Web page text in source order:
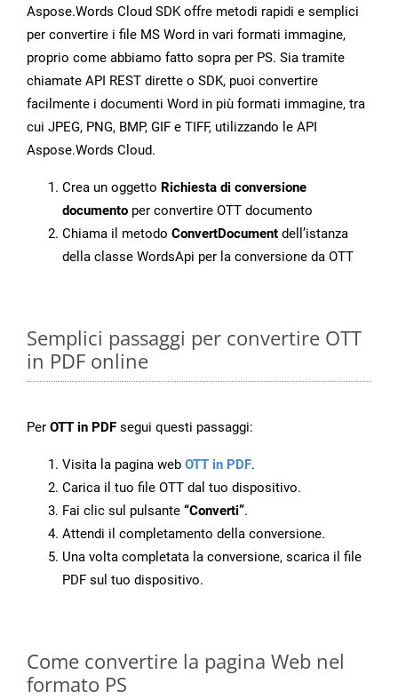
Aspose.Words Cloud SDK offre metodi rapidi e semplici
per convertire i file MS Word in vari formati immagine,
proprio come abbiamo fatto sopra per PS. Sia tramite
chiamate API REST dirette o SDK, puoi convertire
facilmente i documenti Word in più formati immagine, tra
cui JPEG, PNG, BMP, GIF e TIFF, utilizzando le API
Aspose.Words Cloud.
Crea un oggetto Richiesta di conversione
documento per convertire OTT documento
Chiama il metodo ConvertDocument dell’istanza
della classe WordsApi per la conversione da OTT
Semplici passaggi per convertire OTT
in PDF online
Per OTT in PDF segui questi passaggi:
Visita la pagina web OTT in PDF.
Carica il tuo file OTT dal tuo dispositivo.
Fai clic sul pulsante “Converti”.
Attendi il completamento della conversione.
Una volta completata la conversione, scarica il file
PDF sul tuo dispositivo.
Come convertire la pagina Web nel
formato PS